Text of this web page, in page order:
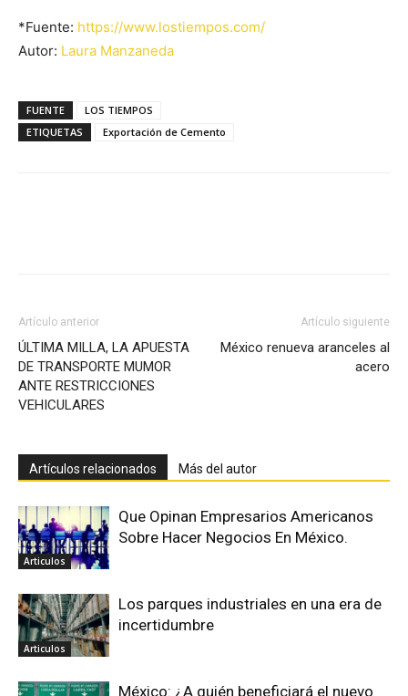
*Fuente: https://www.lostiempos.com/
Autor: Laura Manzaneda
FUENTE
LOS TIEMPOS
ETIQUETAS
Exportación de Cemento
Artículo anterior
ÚLTIMA MILLA, LA APUESTA
DE TRANSPORTE MUMOR
ANTE RESTRICCIONES
VEHICULARES
Artículo siguiente
México renueva aranceles al
acero
Artículos relacionados Más del autor
Articulos
Que Opinan Empresarios Americanos
Sobre Hacer Negocios En México.
Articulos
Los parques industriales en una era de
incertidumbre
México: ¿A quién beneficiará el nuevo